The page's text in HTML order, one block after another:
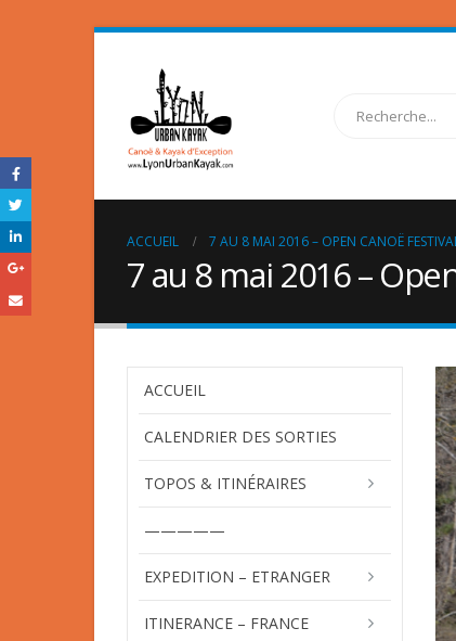
ACCUEIL 7 AU 8 MAI 2016 – OPEN CANOË
7 au 8 mai 2016 –
ACCUEIL
CALENDRIER DES SORTIES
TOPOS & ITINÉRAIRES
—————
EXPEDITION – ETRANGER
ITINERANCE – FRANCE